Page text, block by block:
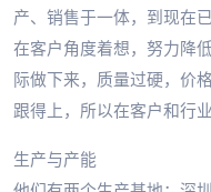
产、销售于一体，到现在
在客户角度着想，努力降
际做下来，质量过硬，价
跟得上，所以在客户和行
生产与产能